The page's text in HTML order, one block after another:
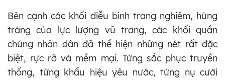
Bên cạnh các khối diễu binh trang nghiêm, hùng
tráng của lực lượng vũ trang, các khối quần
chúng nhân dân đã thể hiện những nét rất đặc
biệt, rực rỡ và mềm mại. Từng sắc phục truyền
thống, từng khẩu hiệu yêu nước, từng nụ cười